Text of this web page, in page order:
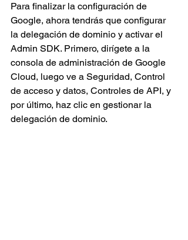
Para finalizar la configuración de
Google, ahora tendrás que configurar
la delegación de dominio y activar el
Admin SDK. Primero, dirígete a la
consola de administración de Google
Cloud, luego ve a Seguridad, Control
de acceso y datos, Controles de API, y
por último, haz clic en gestionar la
delegación de dominio.